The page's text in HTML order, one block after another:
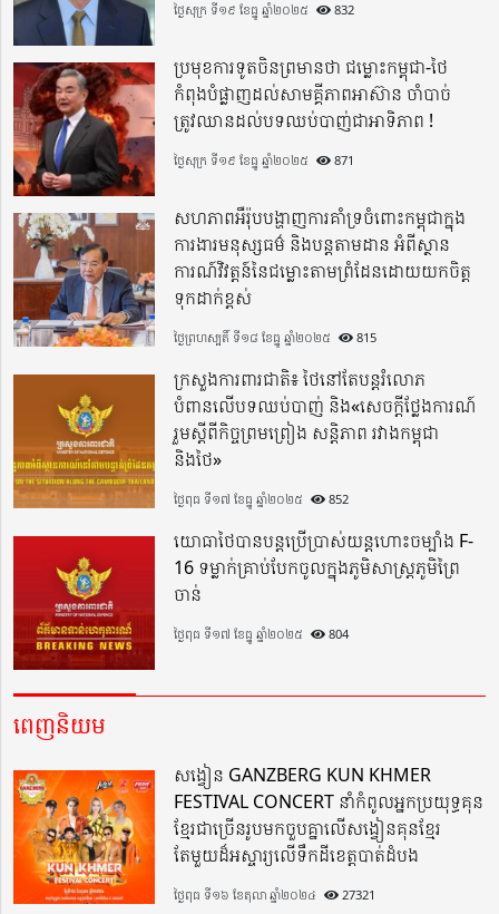
ថ្ងៃសុក្រ ទី១៩ ខែធ្នូ ឆ្នាំ២០២៥ 832
ប្រមុខការទូតចិនព្រមានថា ជម្លោះកម្ពុជា-ថៃ
កំពុងបំផ្លាញដល់សាមគ្គីភាពអាស៊ាន ចាំបាច់
ត្រូវឈានដល់បទឈប់បាញ់ជាអាទិភាព !
ថ្ងៃសុក្រ ទី១៩ ខែធ្នូ ឆ្នាំ២០២៥ 871
សហភាពអឺរ៉ុបបង្ហាញការគាំទ្រចំពោះកម្ពុជាក្នុង
ការងារមនុស្សធម៌ និងបន្តតាមដាន អំពីស្ថាន
ការណ៍វិវត្តន៍នៃជម្លោះតាមព្រំដែនដោយយកចិត្ត
ទុកដាក់ខ្ពស់
ថ្ងៃព្រហស្បតិ៍ ទី១៨ ខែធ្នូ ឆ្នាំ២០២៥ 815
ក្រសួងការពារជាតិ៖ ថៃនៅតែបន្តរំលោភ
បំពានលើបទឈប់បាញ់ និង«សេចក្តីថ្លែងការណ៍
រួមស្តីពីកិច្ចព្រមព្រៀង សន្តិភាព រវាងកម្ពុជា
និងថៃ»
ថ្ងៃពុធ ទី១៧ ខែធ្នូ ឆ្នាំ២០២៥ 852
យោធាថៃបានបន្តប្រើប្រាស់យន្តហោះចម្បាំង F-
16 ទម្លាក់គ្រាប់បែកចូលក្នុងភូមិសាស្ត្រភូមិព្រៃ
ចាន់
ថ្ងៃពុធ ទី១៧ ខែធ្នូ ឆ្នាំ២០២៥ 804
ពេញនិយម
សង្វៀន GANZBERG KUN KHMER
FESTIVAL CONCERT នាំកំពូលអ្នកប្រយុទ្ធគុន
ខ្មែរជាច្រើនរូបមកចួបគ្នាលើសង្វៀនគុនខ្មែរ
តែមួយដ៏អស្ចារ្យលើទឹកដីខេត្តបាត់ដំបង
ថ្ងៃពុធ ទី១៦ ខែតុលា ឆ្នាំ២០២៤ 27321